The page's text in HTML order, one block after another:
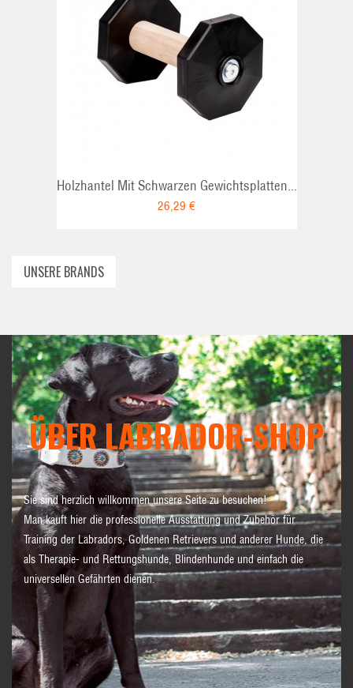
Holzhantel Mit Schwarzen Gewichtsplatten...
26,29 €
UNSERE BRANDS
ÜBER LABRADOR-SHOP
Sie sind herzlich willkommen unsere Seite zu besuchen!
Man kauft hier die professionelle Ausstattung und Zubehör für
Training der Labradors, Goldenen Retrievers und anderer Hunde, die
als Therapie- und Rettungshunde, Blindenhunde und einfach die
universellen Gefährten dienen.